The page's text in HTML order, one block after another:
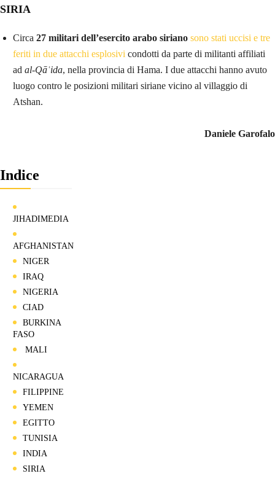
SIRIA
Circa 27 militari dell’esercito arabo siriano sono stati uccisi e tre
feriti in due attacchi esplosivi condotti da parte di militanti affiliati
ad al-Qāʿida, nella provincia di Hama. I due attacchi hanno avuto
luogo contro le posizioni militari siriane vicino al villaggio di
Atshan.
Daniele Garofalo
Indice
JIHADIMEDIA
AFGHANISTAN
NIGER
IRAQ
NIGERIA
CIAD
BURKINA
FASO
MALI
NICARAGUA
FILIPPINE
YEMEN
EGITTO
TUNISIA
INDIA
SIRIA